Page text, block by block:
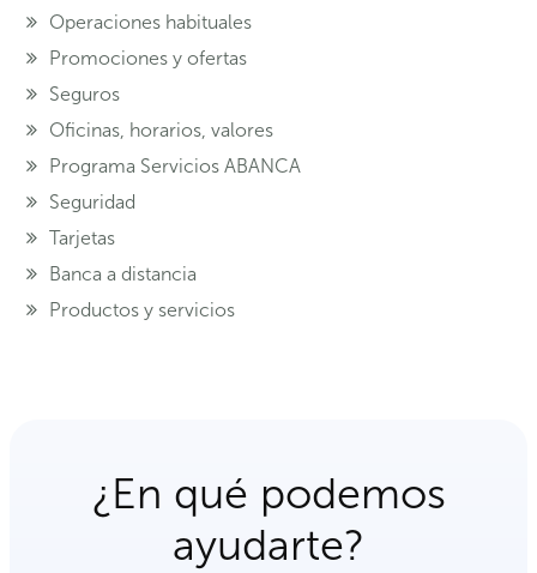
Operaciones habituales
Promociones y ofertas
Seguros
Oficinas, horarios, valores
Programa Servicios ABANCA
Seguridad
Tarjetas
Banca a distancia
Productos y servicios
¿En qué podemos
ayudarte?